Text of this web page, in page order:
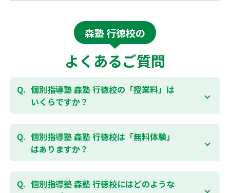
森塾 行徳校の
よくあるご質問
個別指導塾 森塾 行徳校の「授業料」は
いくらですか？
お子様の学年やご状況、校舎によって変わりますの
で、以下より、お気軽にお問合わせください。個別指
導塾 森塾の授業料は
よりお問合わせく
ださい。自動返信メールで【すぐ】にご確認いただけ
個別指導塾 森塾 行徳校は「無料体験」
はありますか？
通常期には最大1ヶ月の無料体験を受付しておりま
す。また、春休み、夏休み、冬休みの講習では「4日
個別指導塾 森塾 行徳校にはどのような